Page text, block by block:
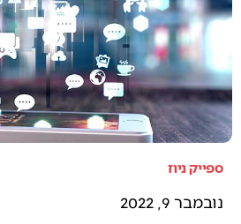
ספייק ניוז
נובמבר 9, 2022